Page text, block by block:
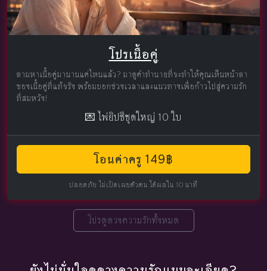
โปรเนื้อคู่
ตามหาเนื้อคู่มานานแค่ไหนแล้ว? มาดูคำทำนายที่จะทำให้คุณเห็นหน้าตา
ของเนื้อคู่ที่แท้จริง พร้อมบอกช่วงเวลาและแนวทางเพื่อก้าวไปสู่ความรัก
ที่สมหวัง!
💌 ไพ่ยิปซีชุดใหญ่ 10 ใบ
โอนค่าครู 149฿
ปลอดภัย ไม่เปิดเผยตัวตน ได้ผลใน 10 นาที
โปรดูดวงความรักทั้งหมด